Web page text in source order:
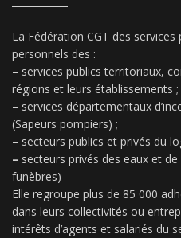
La Fédération CGT des services
personnels des :
– services publics territoriaux,
régions et leurs établissements ;
– services départementaux
(Sapeurs pompiers) ;
– secteurs publics et privés du
– secteurs privés des eaux et
funèbres)
Elle regroupe plus de 85 000
dans leurs collectivités ou
intérêts d’agents et salariés du